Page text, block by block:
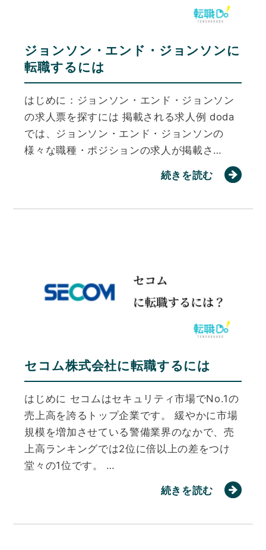
ジョンソン・エンド・ジョンソンに
転職するには
はじめに：ジョンソン・エンド・ジョンソン
の求人票を探すには 掲載される求人例 doda
では、ジョンソン・エンド・ジョンソンの
様々な職種・ポジションの求人が掲載さ…
続きを読む
セコム株式会社に転職するには
はじめに セコムはセキュリティ市場でNo.1の
売上高を誇るトップ企業です。 緩やかに市場
規模を増加させている警備業界のなかで、売
上高ランキングでは2位に倍以上の差をつけ
堂々の1位です。 …
続きを読む